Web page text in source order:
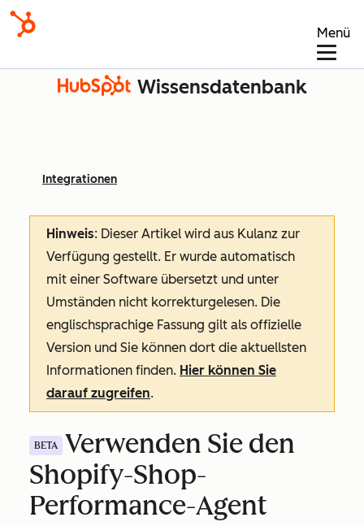
Menü
Wissensdatenbank
Integrationen
Hinweis: Dieser Artikel wird aus Kulanz zur
Verfügung gestellt. Er wurde automatisch
mit einer Software übersetzt und unter
Umständen nicht korrekturgelesen. Die
englischsprachige Fassung gilt als offizielle
Version und Sie können dort die aktuellsten
Informationen finden. Hier können Sie
darauf zugreifen.
BETA
Verwenden Sie den
Shopify-Shop-
Performance-Agent